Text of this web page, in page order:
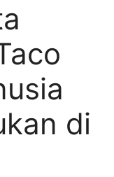
di